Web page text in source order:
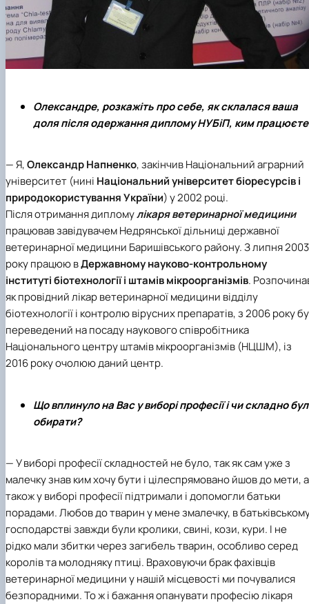
Олександре, розкажіть про себе, як склалася ваша
доля після одержання диплому НУБіП, ким
— Я,Олександр Напненко, закінчив Національний аграрний
університет (нині Національний університет біоресурсів і
природокористування України) у 2002 році.
Після отримання дипломулікаря ветеринарної медицини
працював завідувачем Недрянської дільниці державної
ветеринарної медицини Баришівського району. З липня 2003
року працюю вДержавному науково-контрольному
інституті біотехнології і штамів мікроорганізмів.
як провідний лікар ветеринарної медицини відділу
біотехнології і контролю вірусних препаратів, з 2006 року
переведений на посаду наукового співробітника
Національного центру штамів мікроорганізмів (НЦШМ), із
2016 року очолюю даний центр.
Що вплинуло на Вас у виборі професії і чи складно
обирати?
— У виборі професії складностей не було, так як сам уже з
малечку знав ким хочу бути і цілеспрямовано йшов до мети, а
також у виборі професії підтримали і допомогли батьки
порадами. Любов до тварин у мене змалечку, в
господарстві завжди були кролики, свині, кози, кури. І не
рідко мали збитки через загибель тварин, особливо серед
королів та молодняку птиці. Враховуючи брак фахівців
ветеринарної медицини у нашій місцевості ми почувалися
безпорадними. То ж і бажання опанувати професію лікаря